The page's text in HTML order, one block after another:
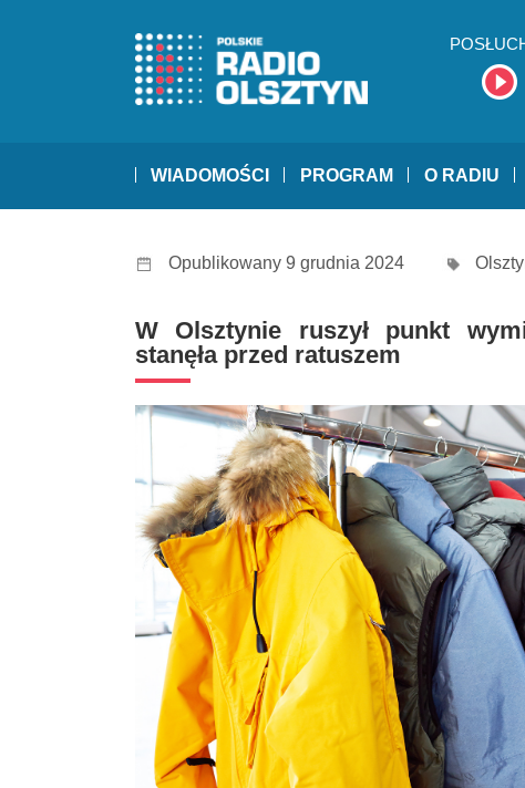
WIADOMOŚCI PROGRAM O RADIU
Opublikowany 9 grudnia 2024
W Olsztynie ruszył punkt
stanęła przed ratuszem